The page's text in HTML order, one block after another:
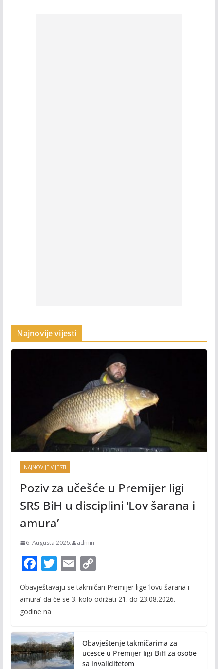
Najnovije vijesti
NAJNOVIJE VIJESTI
Poziv za učešće u Premijer ligi
SRS BiH u disciplini ‘Lov šarana i
amura’
6. Augusta 2026. admin
F
ac
e
b
o
k
T
itt
E
m
ai
C
o
p
n
k
Obavještavaju se takmičari Premijer lige ‘lovu šarana i
amura’ da će se 3. kolo održati 21. do 23.08.2026.
godine na
Obavještenje takmičarima za
učešće u Premijer ligi BiH za osobe
sa invaliditetom